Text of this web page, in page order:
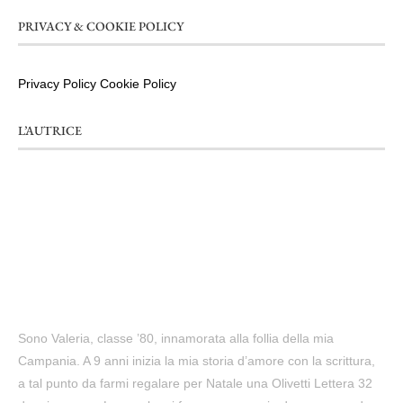
PRIVACY & COOKIE POLICY
Privacy Policy Cookie Policy
L’AUTRICE
Sono Valeria, classe ’80, innamorata alla follia della mia
Campania. A 9 anni inizia la mia storia d’amore con la scrittura,
a tal punto da farmi regalare per Natale una Olivetti Lettera 32